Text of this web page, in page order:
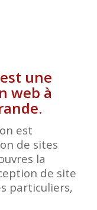
une
web à
est
de sites
la
de site
particuliers,